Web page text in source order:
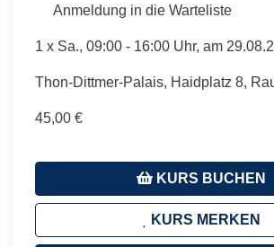
Anmeldung in die Warteliste
1 x Sa., 09:00 - 16:00 Uhr, am
Thon-Dittmer-Palais, Haidplatz 8,
45,00 €
KURS BUCHEN
KURS MERKEN